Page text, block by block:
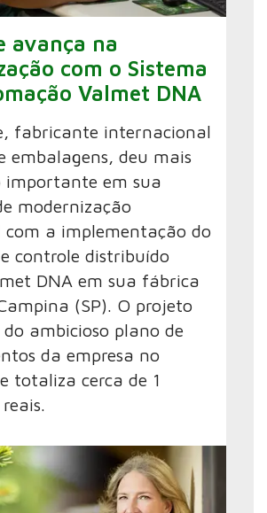
avança na
com o Sistema
Valmet DNA
fabricante internacional
embalagens, deu mais
importante em sua
modernização
a implementação do
controle distribuído
DNA em sua fábrica
(SP). O projeto
ambicioso plano de
da empresa no
totaliza cerca de 1